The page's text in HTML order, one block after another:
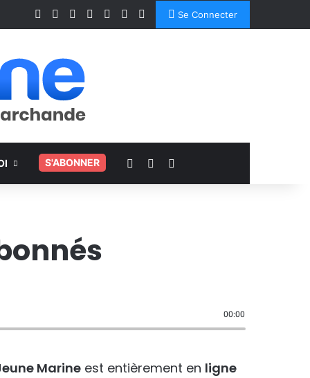
FacebookLinkedinYouTubeInstagram
SpotifyTikTokSe Connecter
S'ABONNER Voir votre panier
Switch skin
00:00
Marine est entièrement en ligne